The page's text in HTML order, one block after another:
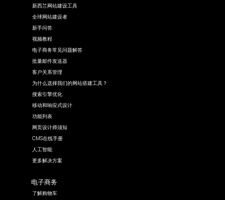
新西兰网站建设工具
全球网站建设者
新手问答
视频教程
电子商务常见问题解答
批量邮件发送器
客户关系管理
为什么选择我们的网站搭建工具？
搜索引擎优化
移动和响应式设计
功能列表
网页设计师须知
CMS在线手册
人工智能
更多解决方案
电子商务
了解购物车